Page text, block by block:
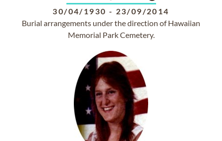
30/04/1930 - 23/09/2014
Burial arrangements under the direction of Hawaiian
Memorial Park Cemetery.